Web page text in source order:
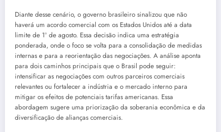
Diante desse cenário, o governo brasileiro sinalizou que não
haverá um acordo comercial com os Estados Unidos até a data
limite de 1º de agosto. Essa decisão indica uma estratégia
ponderada, onde o foco se volta para a consolidação de medidas
internas e para a reorientação das negociações. A análise aponta
para dois caminhos principais que o Brasil pode seguir:
intensificar as negociações com outros parceiros comerciais
relevantes ou fortalecer a indústria e o mercado interno para
mitigar os efeitos de potenciais tarifas americanas. Essa
abordagem sugere uma priorização da soberania econômica e da
diversificação de alianças comerciais.